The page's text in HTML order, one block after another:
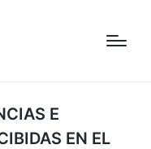
E
EN EL